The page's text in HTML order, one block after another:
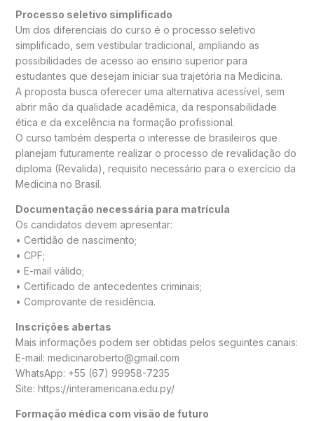
Processo seletivo simplificado
Um dos diferenciais do curso é o processo seletivo
simplificado, sem vestibular tradicional, ampliando as
possibilidades de acesso ao ensino superior para
estudantes que desejam iniciar sua trajetória na Medicina.
A proposta busca oferecer uma alternativa acessível, sem
abrir mão da qualidade acadêmica, da responsabilidade
ética e da excelência na formação profissional.
O curso também desperta o interesse de brasileiros que
planejam futuramente realizar o processo de revalidação do
diploma (Revalida), requisito necessário para o exercício da
Medicina no Brasil.
Documentação necessária para matrícula
Os candidatos devem apresentar:
• Certidão de nascimento;
• CPF;
• E-mail válido;
• Certificado de antecedentes criminais;
• Comprovante de residência.
Inscrições abertas
Mais informações podem ser obtidas pelos seguintes canais:
E-mail: medicinaroberto@gmail.com
WhatsApp: +55 (67) 99958-7235
Site: https://interamericana.edu.py/
Formação médica com visão de futuro